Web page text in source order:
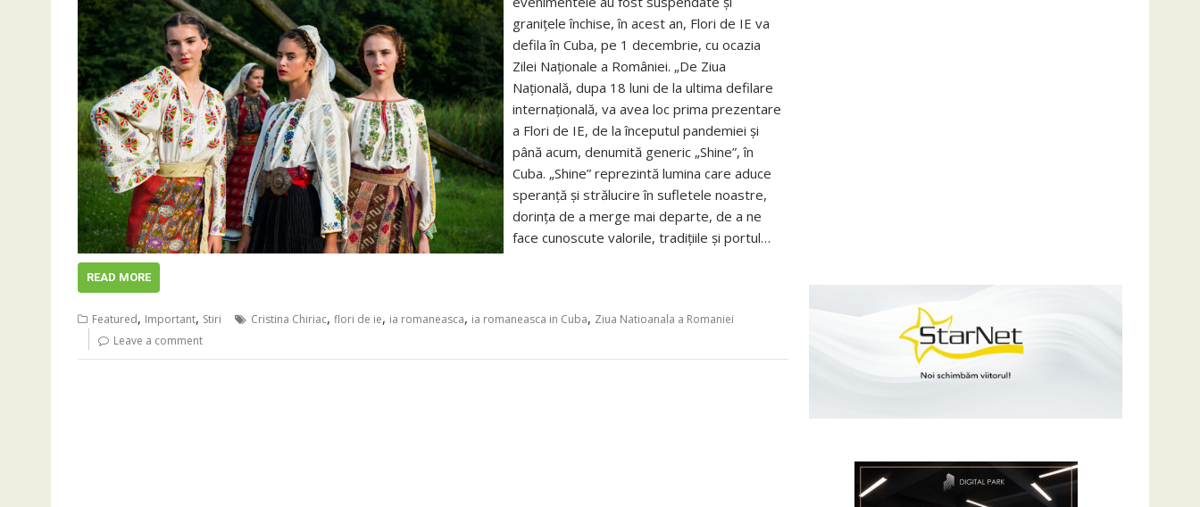
granițele închise, în acest an, Flori de IE va
defila în Cuba, pe 1 decembrie, cu ocazia
Zilei Naționale a României. „De Ziua
Națională, dupa 18 luni de la ultima defilare
internațională, va avea loc prima prezentare
a Flori de IE, de la începutul pandemiei și
până acum, denumită generic „Shine”, în
Cuba. „Shine” reprezintă lumina care aduce
speranță și strălucire în sufletele noastre,
dorința de a merge mai departe, de a ne
face cunoscute valorile, tradițiile și portul…
READ MORE
Featured, Important, Stiri Cristina Chiriac, flori de ie, ia romaneasca, ia romaneasca in Cuba, Ziua Natioanala a Romaniei
Leave a comment